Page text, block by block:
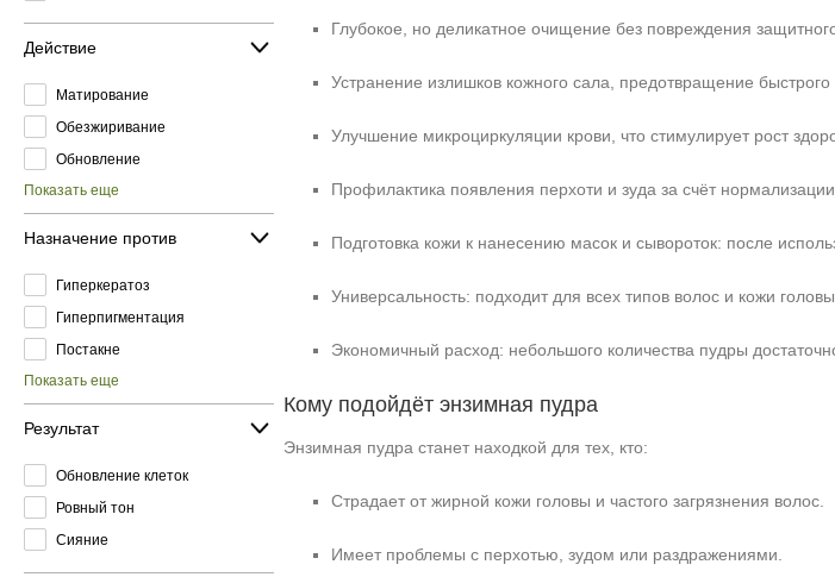
Действие
Матирование
Обезжиривание
Обновление
Показать еще
Назначение против
Гиперкератоз
Гиперпигментация
Постакне
Показать еще
Результат
Обновление клеток
Ровный тон
Сияние
Глубокое, но деликатное очищение без повреждения
Устранение излишков кожного сала, предотвращение быстрого
Улучшение микроциркуляции крови, что стимулирует рост
Профилактика появления перхоти и зуда за счёт
Подготовка кожи к нанесению масок и сывороток: после
Универсальность: подходит для всех типов волос и кожи
Экономичный расход: небольшого количества пудры
Кому подойдёт энзимная пудра
Энзимная пудра станет находкой для тех, кто:
Страдает от жирной кожи головы и частого загрязнения волос.
Имеет проблемы с перхотью, зудом или раздражениями.